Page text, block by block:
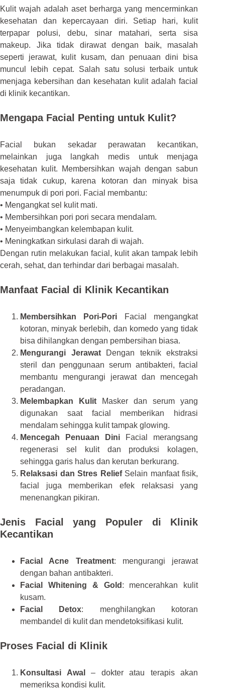
Kulit wajah adalah aset berharga yang mencerminkan
kesehatan dan kepercayaan diri. Setiap hari, kulit
terpapar polusi, debu, sinar matahari, serta sisa
makeup. Jika tidak dirawat dengan baik, masalah
seperti jerawat, kulit kusam, dan penuaan dini bisa
muncul lebih cepat. Salah satu solusi terbaik untuk
menjaga kebersihan dan kesehatan kulit adalah facial
di klinik kecantikan.
Mengapa Facial Penting untuk Kulit?
Facial bukan sekadar perawatan kecantikan,
melainkan juga langkah medis untuk menjaga
kesehatan kulit. Membersihkan wajah dengan sabun
saja tidak cukup, karena kotoran dan minyak bisa
menumpuk di pori pori. Facial membantu:
• Mengangkat sel kulit mati.
• Membersihkan pori pori secara mendalam.
• Menyeimbangkan kelembapan kulit.
• Meningkatkan sirkulasi darah di wajah.
Dengan rutin melakukan facial, kulit akan tampak lebih
cerah, sehat, dan terhindar dari berbagai masalah.
Manfaat Facial di Klinik Kecantikan
Membersihkan Pori‑Pori Facial mengangkat
kotoran, minyak berlebih, dan komedo yang tidak
bisa dihilangkan dengan pembersihan biasa.
Mengurangi JerawatDengan teknik ekstraksi
steril dan penggunaan serum antibakteri, facial
membantu mengurangi jerawat dan mencegah
peradangan.
Melembapkan Kulit Masker dan serum yang
digunakan saat facial memberikan hidrasi
mendalam sehingga kulit tampak glowing.
Mencegah Penuaan Dini Facial merangsang
regenerasi sel kulit dan produksi kolagen,
sehingga garis halus dan kerutan berkurang.
Relaksasi dan Stres ReliefSelain manfaat fisik,
facial juga memberikan efek relaksasi yang
menenangkan pikiran.
Jenis Facial yang Populer di Klinik
Kecantikan
Facial Acne Treatment: mengurangi jerawat
dengan bahan antibakteri.
Facial Whitening & Gold : mencerahkan kulit
kusam.
Facial Detox: menghilangkan kotoran
membandel di kulit dan mendetoksifikasi kulit.
Proses Facial di Klinik
Konsultasi Awal
– dokter atau terapis akan
memeriksa kondisi kulit.